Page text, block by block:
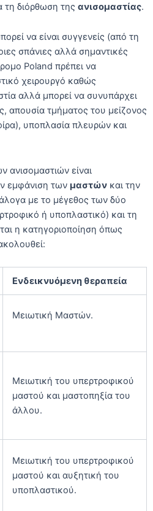
τη διόρθωση της ανισομαστίας.
να είναι συγγενείς (από τη
σπάνιες αλλά σημαντικές
Poland πρέπει να
χειρουργό καθώς
αλλά μπορεί να συνυπάρχει
απουσία τμήματος του μείζονος
υποπλασία πλευρών και
ανισομαστιών είναι
εμφάνιση των μαστών και την
με το μέγεθος των δύο
ή υποπλαστικό) και τη
η κατηγοριοποίηση όπως
Ενδεικνυόμενη θεραπεία
Μειωτική Μαστών.
Μειωτική του υπερτροφικού
μαστού και μαστοπηξία του
άλλου.
Μειωτική του υπερτροφικού
μαστού και αυξητική του
υποπλαστικού.